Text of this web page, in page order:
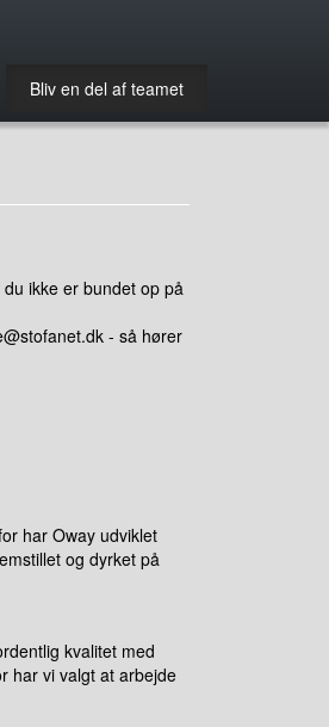
Bliv en del af teamet
ikke er bundet op på
- så hører
har Oway udviklet
og dyrket på
kvalitet med
har vi valgt at arbejde